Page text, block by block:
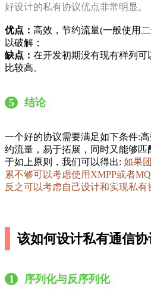
好设计的私有协议优点非常明显。
优点： 高效，节约流量(一般使用
以破解；
缺点： 在开发初期没有现有样列
比较高。
5 结论
一个好的协议需要满足如下条件:
约流量，易于拓展，同时又能够
于如上原则，我们可以得出: 如果
累不够可以考虑使用XMPP或者
反之可以考虑自己设计和实现私有
该如何设计私有通信协
1 序列化与反序列化